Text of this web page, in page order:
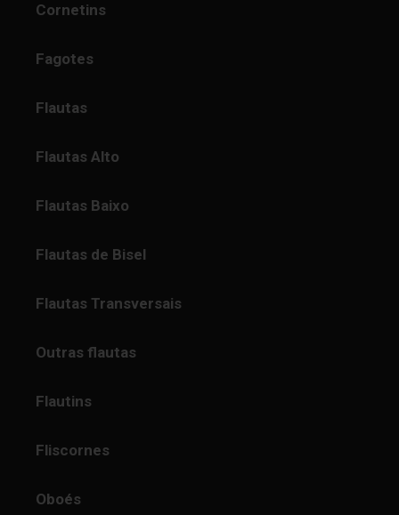
Cornetins
Fagotes
Flautas
Flautas Alto
Flautas Baixo
Flautas de Bisel
Flautas Transversais
Outras flautas
Flautins
Fliscornes
Oboés